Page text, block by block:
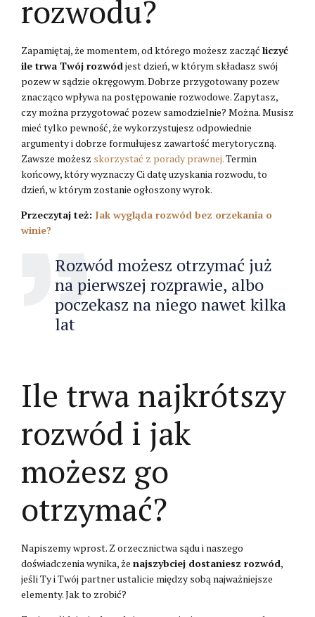
rozwodu?
Zapamiętaj, że momentem, od którego możesz zacząć liczyć
ile trwa Twój rozwódjest dzień, w którym składasz swój
pozew w sądzie okręgowym. Dobrze przygotowany pozew
znacząco wpływa na postępowanie rozwodowe. Zapytasz,
czy można przygotować pozew samodzielnie? Można. Musisz
mieć tylko pewność, że wykorzystujesz odpowiednie
argumenty i dobrze formułujesz zawartość merytoryczną.
Zawsze możesz skorzystać z porady prawnej.Termin
końcowy, który wyznaczy Ci datę uzyskania rozwodu, to
dzień, w którym zostanie ogłoszony wyrok.
Przeczytaj też: Jak wygląda rozwód bez orzekania o
winie?
Rozwód możesz otrzymać już
na pierwszej rozprawie, albo
poczekasz na niego nawet kilka
lat
Ile trwa najkrótszy
rozwód i jak
możesz go
otrzymać?
Napiszemy wprost. Z orzecznictwa sądu i naszego
doświadczenia wynika, że najszybciej dostaniesz rozwód,
jeśli Ty i Twój partner ustalicie między sobą najważniejsze
elementy. Jak to zrobić?